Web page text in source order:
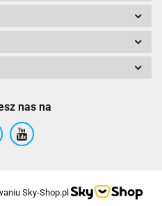
nas na
Sky-Shop.pl